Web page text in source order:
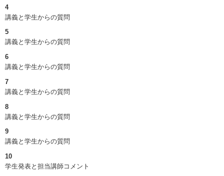
4
講義と学生からの質問
5
講義と学生からの質問
6
講義と学生からの質問
7
講義と学生からの質問
8
講義と学生からの質問
9
講義と学生からの質問
10
学生発表と担当講師コメント